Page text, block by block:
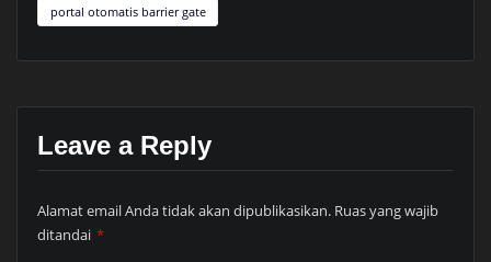
portal otomatis barrier gate
Leave a Reply
Alamat email Anda tidak akan dipublikasikan. Ruas yang wajib
ditandai *